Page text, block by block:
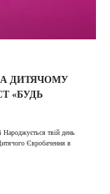
ДИТЯЧОМУ
«БУДЬ
Народжується твій день
Євробачення в